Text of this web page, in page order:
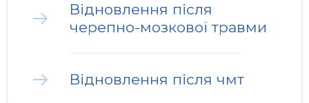
Відновлення після
черепно-мозкової травми
Відновлення після чмт